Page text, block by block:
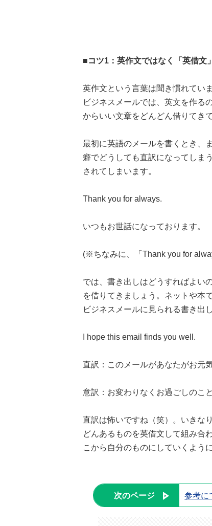
■コツ1：英作文ではなく「英借文
英作文という言葉は聞き慣れてい
ビジネスメールでは、英文を作る
からいい文章をどんどん借りてき
最初に英語のメールを書くとき、
癖でどうしても直訳になってしま
されてしまいます。
Thank you for always.
いつもお世話になっております。
(※ちなみに、「Thank you for
では、書き出しはどうすればよい
を借りてきましょう。ネットや本
ビジネスメールに見られる書き出
I hope this email finds you well.
直訳：このメールがあなたがお元
意訳：お変わりなくお過ごしのこ
直訳は怖いですね（笑）。いきな
どんあるものを英借文して組み合
こから自分のものにしていくよう
次のページ 参考に